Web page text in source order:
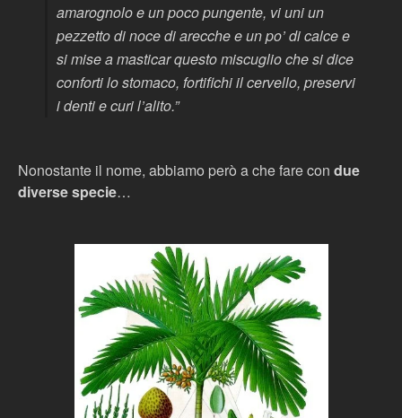
amarognolo e un poco pungente, vi uni un
pezzetto di noce di arecche e un po’ di calce e
si mise a masticar questo miscuglio che si dice
conforti lo stomaco, fortifichi il cervello, preservi
i denti e curi l’alito.”
Nonostante il nome, abbiamo però a che fare con due
diverse specie…